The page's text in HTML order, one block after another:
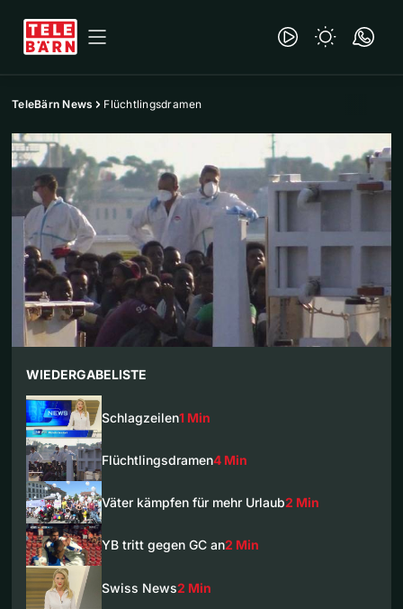
TeleBärn News Flüchtlingsdramen
WIEDERGABELISTE
Schlagzeilen1 Min
Flüchtlingsdramen4 Min
Väter kämpfen für mehr Urlaub2 Min
YB tritt gegen GC an2 Min
Swiss News2 Min